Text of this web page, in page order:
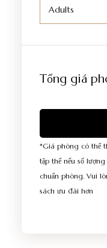
Adults
Tổng giá
*Giá phòng có thể
tập thể nếu số
chuẩn phòng. Vui
sách ưu đãi hơn